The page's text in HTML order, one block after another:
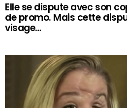
Elle se dispute avec son
de promo. Mais cette
visage…